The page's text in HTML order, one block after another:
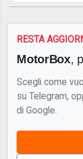
RESTA
MotorBox,
Scegli come
su Telegram,
di Google.